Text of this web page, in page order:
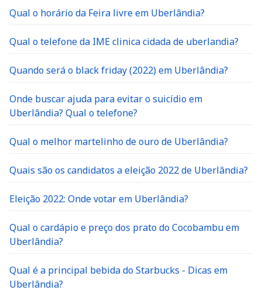
Qual o horário da Feira livre em Uberlândia?
Qual o telefone da IME clinica cidada de uberlandia?
Quando será o black friday (2022) em Uberlândia?
Onde buscar ajuda para evitar o suicídio em
Uberlândia? Qual o telefone?
Qual o melhor martelinho de ouro de Uberlândia?
Quais são os candidatos a eleição 2022 de Uberlândia?
Eleição 2022: Onde votar em Uberlândia?
Qual o cardápio e preço dos prato do Cocobambu em
Uberlândia?
Qual é a principal bebida do Starbucks - Dicas em
Uberlândia?